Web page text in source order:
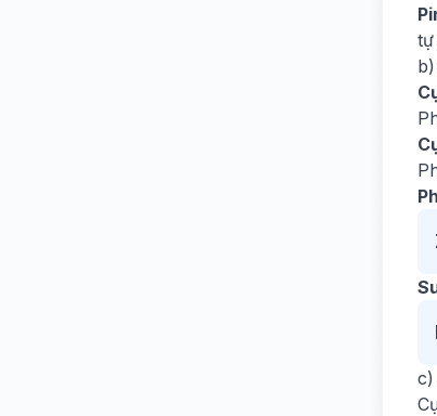
tự
c)